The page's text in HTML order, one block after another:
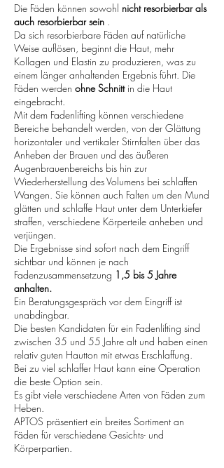
Die Fäden können sowohl nicht resorbierbar als
auch resorbierbar sein
Da sich resorbierbare Fäden auf natürliche
Weise auflösen, beginnt die Haut, mehr
Kollagen und Elastin zu produzieren, was zu
einem länger anhaltenden Ergebnis führt. Die
Fäden werden ohne Schnittin die Haut
eingebracht.
Mit dem Fadenlifting können verschiedene
Bereiche behandelt werden, von der Glättung
horizontaler und vertikaler Stirnfalten über das
Anheben der Brauen und des äußeren
Augenbrauenbereichs bis hin zur
Wiederherstellung des Volumens bei schlaffen
Wangen. Sie können auch Falten um den Mund
glätten und schlaffe Haut unter dem Unterkiefer
straffen, verschiedene Körperteile anheben und
verjüngen.
Die Ergebnisse sind sofort nach dem Eingriff
sichtbar und können je nach
Fadenzusammensetzung 1,5 bis 5 Jahre
anhalten.
Ein Beratungsgespräch vor dem Eingriff ist
unabdingbar.
Die besten Kandidaten für ein Fadenlifting sind
zwischen 35 und 55 Jahre alt und haben einen
relativ guten Hautton mit etwas Erschlaffung.
Bei zu viel schlaffer Haut kann eine Operation
die beste Option sein.
Es gibt viele verschiedene Arten von Fäden zum
Heben.
APTOS präsentiert ein breites Sortiment an
Fäden für verschiedene Gesichts- und
Körperpartien.